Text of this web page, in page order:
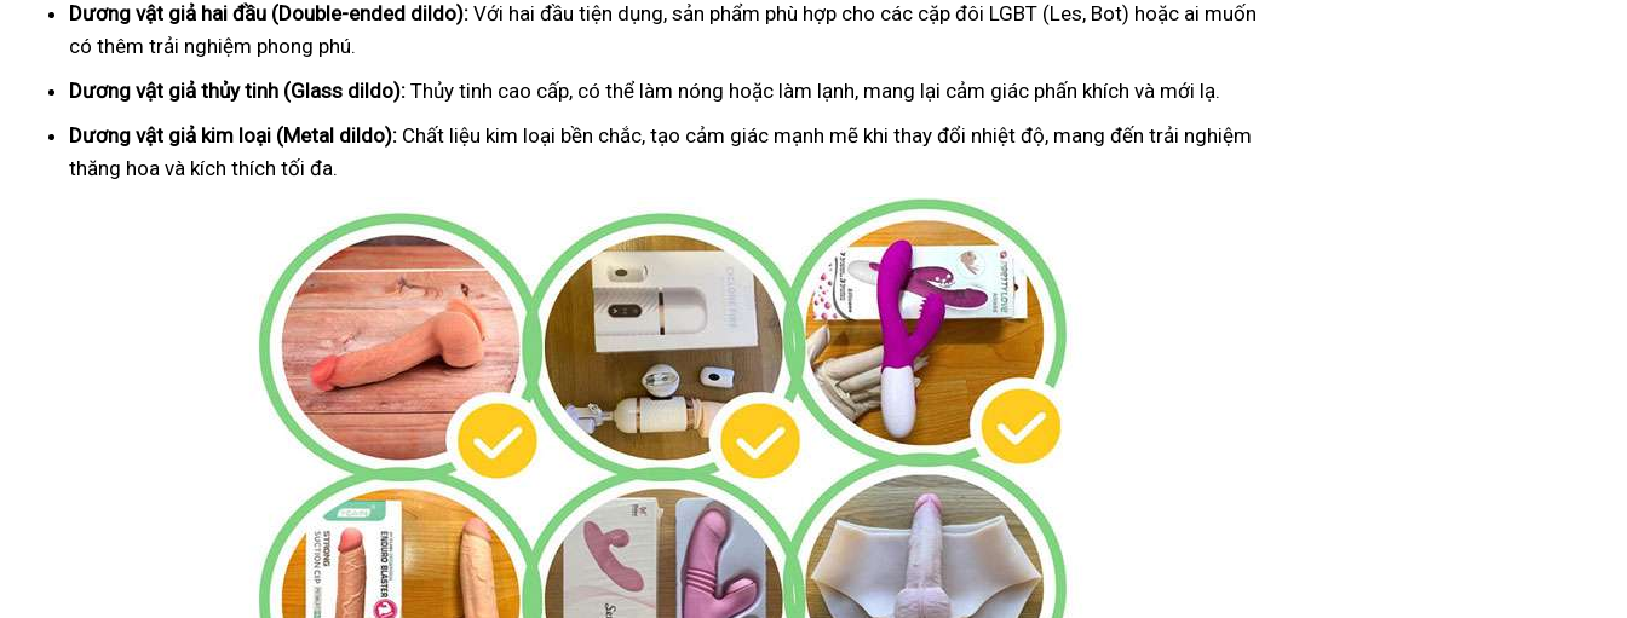
Dương vật giả hai đầu (Double-ended dildo): Với hai đầu tiện dụng, sản phẩm phù hợp cho các cặp đôi LGBT (Les, Bot) hoặc ai muốn
có thêm trải nghiệm phong phú.
Dương vật giả thủy tinh (Glass dildo): Thủy tinh cao cấp, có thể làm nóng hoặc làm lạnh, mang lại cảm giác phấn khích và mới lạ.
Dương vật giả kim loại (Metal dildo): Chất liệu kim loại bền chắc, tạo cảm giác mạnh mẽ khi thay đổi nhiệt độ, mang đến trải nghiệm
thăng hoa và kích thích tối đa.